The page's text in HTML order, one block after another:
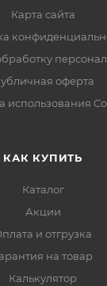
Карта сайта
оферта
использования
КАК КУПИТЬ
Каталог
Акции
и отгрузка
на товар
Калькулятор